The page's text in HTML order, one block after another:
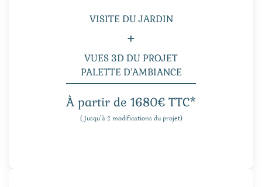
VISITE DU JARDIN
+
VUES 3D DU PROJET
PALETTE D’AMBIANCE
À partir de 1680€ TTC*
( Jusqu’à 2 modifications du projet)